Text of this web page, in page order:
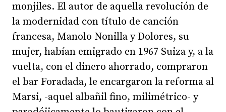
monjiles. El autor de aquella revolución de
la modernidad con título de canción
francesa, Manolo Nonilla y Dolores, su
mujer, habían emigrado en 1967 Suiza y, a la
vuelta, con el dinero ahorrado, compraron
el bar Foradada, le encargaron la reforma al
Marsi, -aquel albañil fino, milimétrico- y